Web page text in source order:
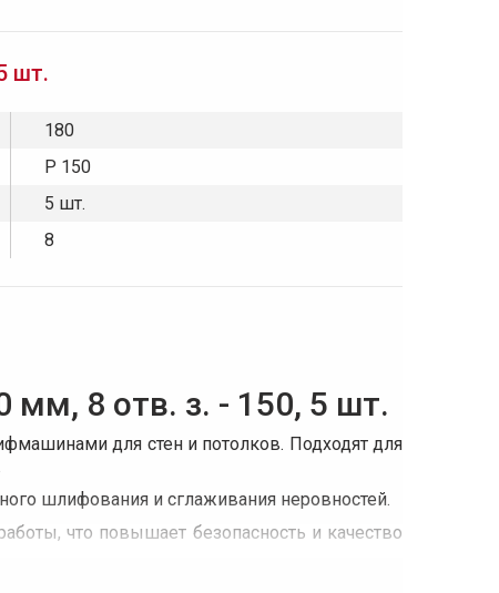
шт.
180
P 150
5 шт.
8
мм, 8 отв. з. - 150, 5 шт.
для стен и потолков. Подходят для
шлифования и сглаживания неровностей.
что повышает безопасность и качество
износостойких материалов, используемых в